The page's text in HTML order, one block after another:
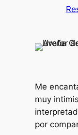
Me
muy
por